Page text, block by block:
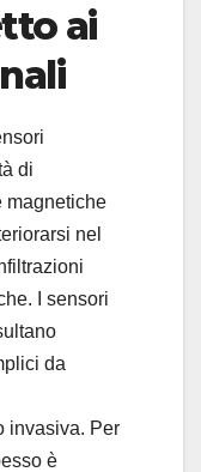
ai
di
magnetiche
nel
I sensori
da
invasiva. Per
è